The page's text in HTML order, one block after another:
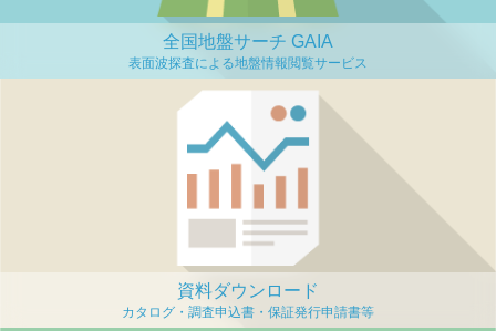
全国地盤サーチ GAIA
資料ダウンロード